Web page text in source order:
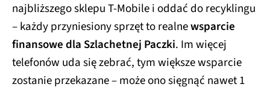
najbliższego sklepu T‑Mobile i oddać do recyklingu
– każdy przyniesiony sprzęt to realnewsparcie
finansowe dla Szlachetnej Paczki. Im więcej
telefonów uda się zebrać, tym większe wsparcie
zostanie przekazane – może ono sięgnąć nawet 1